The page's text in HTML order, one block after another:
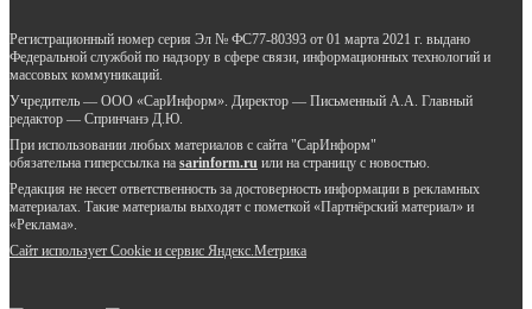
Регистрационный номер серия Эл № ФС77-80393 от 01 марта 2021 г. выдано
Федеральной службой по надзору в сфере связи, информационных технологий и
массовых коммуникаций.
Учредитель — ООО «СарИнформ». Директор — Письменный А.А. Главный
редактор — Спринчанэ Д.Ю.
При использовании любых материалов с сайта "СарИнформ"
обязательна гиперссылка на sarinform.ru или на страницу с новостью.
Редакция не несет ответственность за достоверность информации в рекламных
материалах. Такие материалы выходят с пометкой «Партнёрский материал» и
«Реклама».
Сайт использует Cookie и сервиc Яндекс.Метрика